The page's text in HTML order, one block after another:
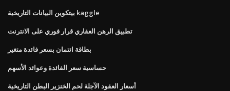
بيتكوين البيانات التاريخية kaggle
تطبيق الرهن العقاري قرار فوري على الانترنت
بطاقة ائتمان بسعر فائدة متغير
حساسية سعر الفائدة وعوائد الأسهم
أسعار العقود الآجلة لحم الخنزير البطن التاريخية